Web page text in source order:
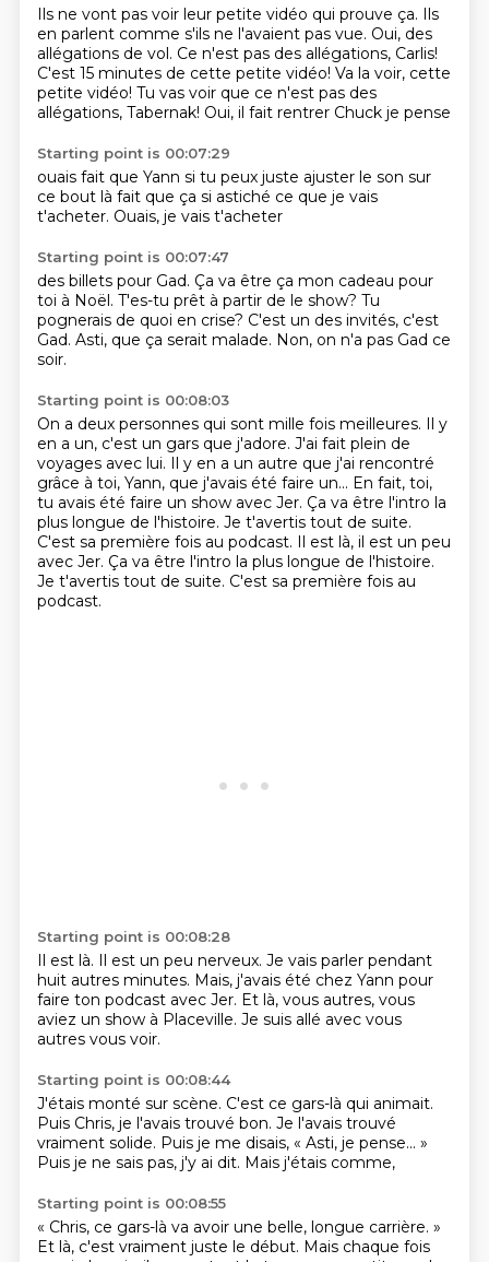
Ils ne vont pas voir leur petite vidéo qui prouve ça. Ils
en parlent comme s'ils ne l'avaient pas vue. Oui, des
allégations de vol. Ce n'est pas des allégations, Carlis!
C'est 15 minutes de cette petite vidéo! Va la voir, cette
petite vidéo! Tu vas voir que ce n'est pas des
allégations, Tabernak! Oui, il fait rentrer Chuck je pense
Starting point is 00:07:29
ouais fait que Yann si tu peux juste ajuster le son sur
ce bout là fait que ça si astiché ce que je vais
t'acheter. Ouais, je vais t'acheter
Starting point is 00:07:47
des billets pour Gad. Ça va être ça mon cadeau pour
toi à Noël. T'es-tu prêt à partir de le show? Tu
pognerais de quoi en crise? C'est un des invités, c'est
Gad. Asti, que ça serait malade. Non, on n'a pas Gad ce
soir.
Starting point is 00:08:03
On a deux personnes qui sont mille fois meilleures. Il y
en a un, c'est un gars que j'adore. J'ai fait plein de
voyages avec lui. Il y en a un autre que j'ai rencontré
grâce à toi, Yann, que j'avais été faire un... En fait, toi,
tu avais été faire un show avec Jer. Ça va être l'intro la
plus longue de l'histoire. Je t'avertis tout de suite.
C'est sa première fois au podcast. Il est là, il est un peu
avec Jer. Ça va être l'intro la plus longue de l'histoire.
Je t'avertis tout de suite. C'est sa première fois au
podcast.
Starting point is 00:08:28
Il est là. Il est un peu nerveux. Je vais parler pendant
huit autres minutes. Mais, j'avais été chez Yann pour
faire ton podcast avec Jer. Et là, vous autres, vous
aviez un show à Placeville. Je suis allé avec vous
autres vous voir.
Starting point is 00:08:44
J'étais monté sur scène. C'est ce gars-là qui animait.
Puis Chris, je l'avais trouvé bon. Je l'avais trouvé
vraiment solide. Puis je me disais, « Asti, je pense... »
Puis je ne sais pas, j'y ai dit. Mais j'étais comme,
Starting point is 00:08:55
« Chris, ce gars-là va avoir une belle, longue carrière. »
Et là, c'est vraiment juste le début. Mais chaque fois